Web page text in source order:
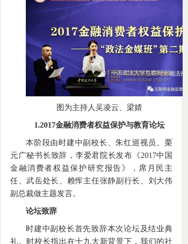
图为主持人吴凌云、梁婧
1.2017金融消费者权益保护与教育论坛
本阶段由时建中副校长、朱红巡视员、栗
元广秘书长致辞，李爱君院长发布《2017中国
金融消费者权益保护研究报告》，席月民主
任、武岳处长、赖恽主任张静副行长、刘大伟
副总裁做主题发言。
论坛致辞
时建中副校长首先致辞本次论坛及结业典
礼。时校长指出在十九大新背景下，我们的社